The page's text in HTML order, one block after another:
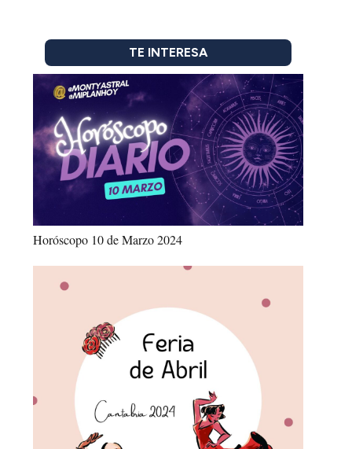
TE INTERESA
Horóscopo 10 de Marzo 2024